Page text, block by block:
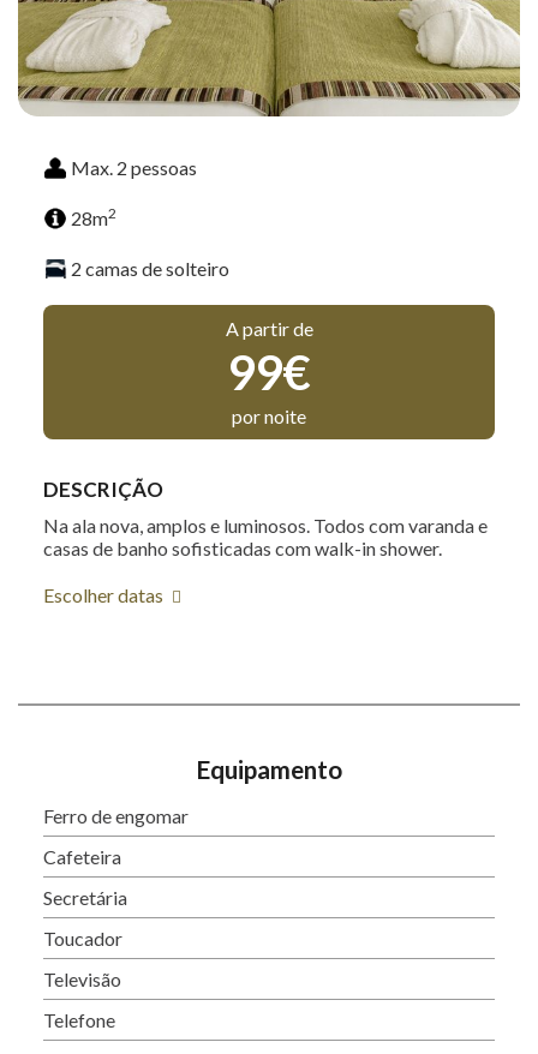
Max. 2 pessoas
28m2
2 camas de solteiro
A partir de
99€
por noite
DESCRIÇÃO
Na ala nova, amplos e luminosos. Todos com varanda e
casas de banho sofisticadas com walk-in shower.
Escolher datas
Equipamento
Ferro de engomar
Cafeteira
Secretária
Toucador
Televisão
Telefone